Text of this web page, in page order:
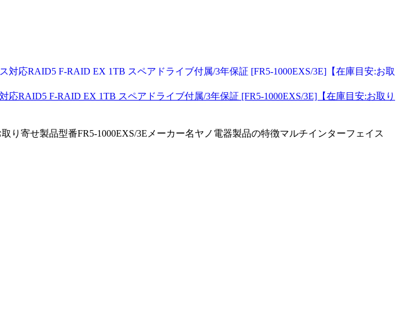
応RAID5 F-RAID EX 1TB スペアドライブ付属/3年保証 [FR5-1000EXS/3E]【在庫目安:お取り
寄せ製品型番FR5-1000EXS/3Eメーカー名ヤノ電器製品の特徴マルチインターフェイス